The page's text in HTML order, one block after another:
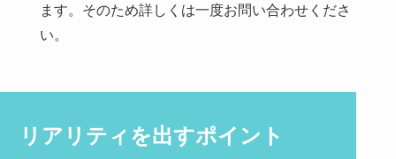
ます。そのため詳しくは一度お問い合わせくださ
い。
リアリティを出すポイント